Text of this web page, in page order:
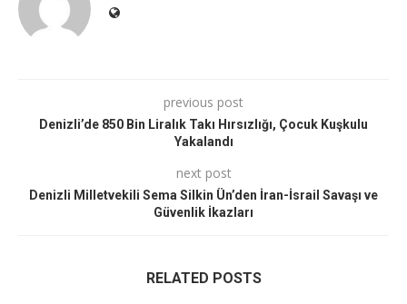
previous post
Denizli’de 850 Bin Liralık Takı Hırsızlığı, Çocuk Kuşkulu
Yakalandı
next post
Denizli Milletvekili Sema Silkin Ün’den İran-İsrail Savaşı ve
Güvenlik İkazları
RELATED POSTS